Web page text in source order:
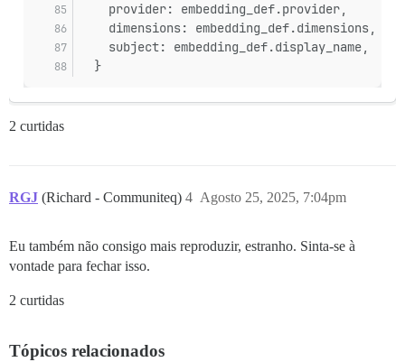
    provider: embedding_def.provider,
    dimensions: embedding_def.dimensions,
    subject: embedding_def.display_name,
  }
2 curtidas
RGJ (Richard - Communiteq) Agosto 25, 2025, 7:04pm
4
Eu também não consigo mais reproduzir, estranho. Sinta-se à
vontade para fechar isso.
2 curtidas
Tópicos relacionados